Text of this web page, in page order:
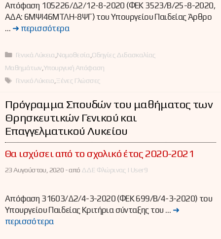
Απόφαση 105226/Δ2/12-8-2020 (ΦΕΚ 3523/Β/25-8-2020,
ΑΔΑ: 6ΜΨΙ46ΜΤΛΗ-8ΨΓ) του Υπουργείου Παιδείας Άρθρο
… ➜ περισσότερα
Κατηγορίες
Γενικά Λύκεια Νομοθεσία Οδηγίες Διδασκαλίας
Μαθημάτων Υπουργική Απόφαση
Ετικέτες
Γενικό Λύκειο Ξένες Γλώσσες
Πρόγραμμα Σπουδών του μαθήματος των
Θρησκευτικών Γενικού και
Επαγγελματικού Λυκείου
Θα ισχύσει από το σχολικό έτος 2020-2021
23 Αυγούστου, 2020 -από ΔΔΕ Φλώρινας | User9
Απόφαση 31603/Δ2/4-3-2020 (ΦΕΚ 699/Β/4-3-2020) του
Υπουργείου Παιδείας Κριτήρια σύνταξης του … ➜
περισσότερα